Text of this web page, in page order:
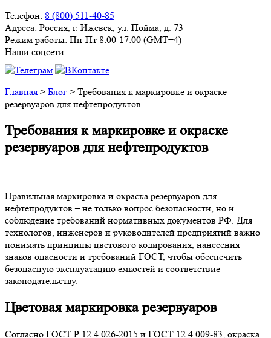
Телефон: 8 (800) 511-40-85
Адреса: Россия, г. Ижевск, ул. Пойма, д. 73
Режим работы: Пн-Пт 8:00-17:00 (GMT+4)
Наши соцсети:
Главная > Блог > Требования к маркировке и окраске
резервуаров для нефтепродуктов
Требования к маркировке и окраске
резервуаров для нефтепродуктов
Правильная маркировка и окраска резервуаров для
нефтепродуктов – не только вопрос безопасности, но и
соблюдение требований нормативных документов РФ. Для
технологов, инженеров и руководителей предприятий важно
понимать принципы цветового кодирования, нанесения
знаков опасности и требований ГОСТ, чтобы обеспечить
безопасную эксплуатацию емкостей и соответствие
законодательству.
Цветовая маркировка резервуаров
Согласно ГОСТ Р 12.4.026-2015 и ГОСТ 12.4.009-83, окраска